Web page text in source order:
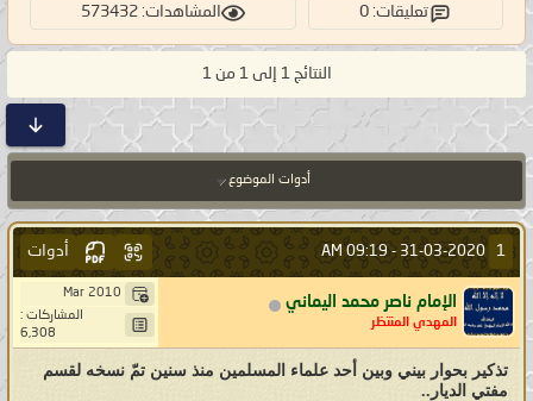
تعليقات: 0 المشاهدات: 573432
النتائج 1 إلى 1 من 1
أدوات الموضوع
1
31-03-2020 -
09:19 AM أدوات
الإمام ناصر محمد اليماني
المهدي المنتظر
Mar 2010
المشاركات :
6,308
تذكير بحوار بيني وبين أحد علماء المسلمين منذ سنين تمّ نسخه لقسم
مفتي الديار..